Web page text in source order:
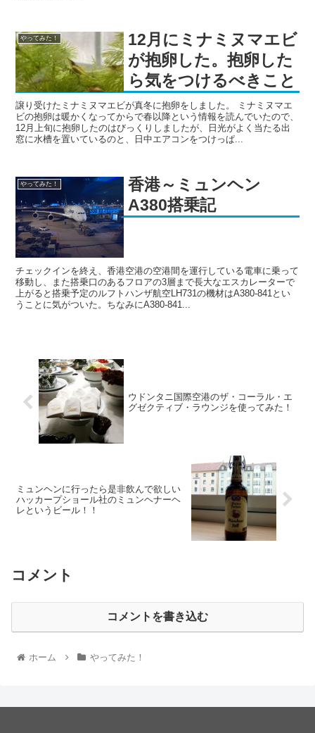
やってみた！
12月にミナミヌマエビ
が抱卵した。抱卵した
ら気をつけるべきこと
譲り受けたミナミヌマエビが真冬に抱卵をしました。 ミナミヌマエ
ビの抱卵は暖かくなってからで春以降という情報を読んでいたので、
12月上旬に抱卵したのはびっくりしましたが、日光がよく当たる出
窓に水槽を置いているのと、日中エアコンをつけっぱ...
やってみた！
香港～ミュンヘン
A380搭乗記
チェックインを終え、香港空港の空港間を運行している電車に乗って
移動し、また搭乗口のあるフロアの3層まで長大なエスカレーターで
上がると搭乗予定のルフトハンザ航空LH731の機材はA380-841とい
うことに気がついた。ちなみにA380-841...
ウドンタニ国際空港のザ・コーラル・エ
グゼクティブ・ラウンジを使ってみた！
ミュンヘンに行ったら是非飲んで欲しい
ハッカープショール社のミュンヘナーヘ
レというビール！！
コメント
コメントを書き込む
ホーム やってみた！